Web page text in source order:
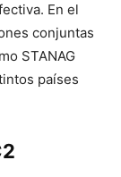
En el
conjuntas
STANAG
países